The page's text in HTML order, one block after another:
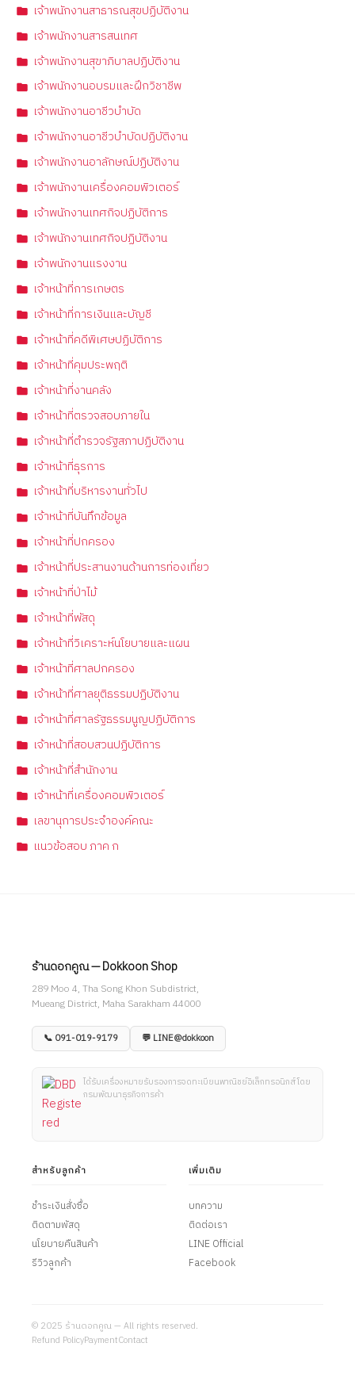
เจ้าพนักงานสาธารณสุขปฏิบัติงาน
เจ้าพนักงานสารสนเทศ
เจ้าพนักงานสุขาภิบาลปฏิบัติงาน
เจ้าพนักงานอบรมและฝึกวิชาชีพ
เจ้าพนักงานอาชีวบำบัด
เจ้าพนักงานอาชีวบำบัดปฏิบัติงาน
เจ้าพนักงานอาลักษณ์ปฏิบัติงาน
เจ้าพนักงานเครื่องคอมพิวเตอร์
เจ้าพนักงานเทศกิจปฏิบัติการ
เจ้าพนักงานเทศกิจปฏิบัติงาน
เจ้าพนักงานแรงงาน
เจ้าหน้าที่การเกษตร
เจ้าหน้าที่การเงินและบัญชี
เจ้าหน้าที่คดีพิเศษปฏิบัติการ
เจ้าหน้าที่คุมประพฤติ
เจ้าหน้าที่งานคลัง
เจ้าหน้าที่ตรวจสอบภายใน
เจ้าหน้าที่ตำรวจรัฐสภาปฏิบัติงาน
เจ้าหน้าที่ธุรการ
เจ้าหน้าที่บริหารงานทั่วไป
เจ้าหน้าที่บันทึกข้อมูล
เจ้าหน้าที่ปกครอง
เจ้าหน้าที่ประสานงานด้านการท่องเที่ยว
เจ้าหน้าที่ป่าไม้
เจ้าหน้าที่พัสดุ
เจ้าหน้าที่วิเคราะห์นโยบายและแผน
เจ้าหน้าที่ศาลปกครอง
เจ้าหน้าที่ศาลยุติธรรมปฏิบัติงาน
เจ้าหน้าที่ศาลรัฐธรรมนูญปฏิบัติการ
เจ้าหน้าที่สอบสวนปฏิบัติการ
เจ้าหน้าที่สำนักงาน
เจ้าหน้าที่เครื่องคอมพิวเตอร์
เลขานุการประจำองค์คณะ
แนวข้อสอบ ภาค ก
ร้านดอกคูณ — Dokkoon Shop
289 Moo 4, Tha Song Khon Subdistrict,
Mueang District, Maha Sarakham 44000
📞 091-019-9179 💬 LINE@dokkoon
ได้รับเครื่องหมายรับรองการจดทะเบียนพาณิชย์อิเล็กทรอนิกส์ โดย
กรมพัฒนาธุรกิจการค้า
สำหรับลูกค้า
ชำระเงินสั่งซื้อ
ติดตามพัสดุ
นโยบายคืนสินค้า
รีวิวลูกค้า
เพิ่มเติม
บทความ
ติดต่อเรา
LINE Official
Facebook
© 2025 ร้านดอกคูณ — All rights reserved.
Refund PolicyPaymentContact